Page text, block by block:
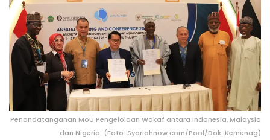
Penandatanganan MoU Pengelolaan Wakaf antara Indonesia, Malaysia
dan Nigeria. (Foto: Syariahnow.com/Pool/Dok. Kemenag)